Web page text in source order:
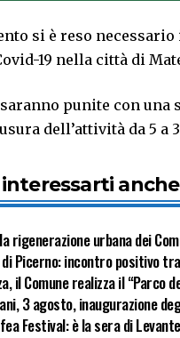
si è reso
19 nella città di
punite con una
dell’attività da 5 a
rigenerazione urbana dei
Picerno: incontro positivo
il Comune realizza il “Parco
3 agosto, inaugurazione
Festival: è la sera di Levante